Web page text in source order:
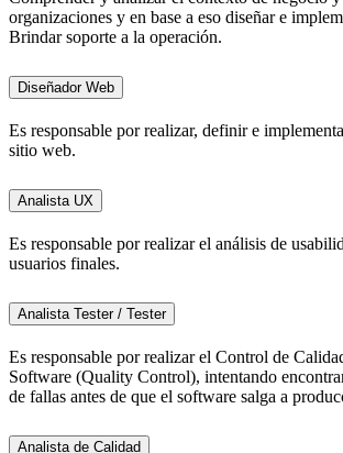
organizaciones y en base a eso diseñar e
Brindar soporte a la operación.
Diseñador Web
Es responsable por realizar, definir e
sitio web.
Analista UX
Es responsable por realizar el análisis de
usuarios finales.
Analista Tester / Tester
Es responsable por realizar el Control de
Software (Quality Control), intentando
de fallas antes de que el software salga a
Analista de Calidad